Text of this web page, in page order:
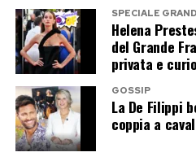
bambino che
premiazioni è ormai un
dall’alto.
Post Views: 268
SPECIALE
Helena
del Grande
privata e
GOSSIP
La De Filippi
coppia a